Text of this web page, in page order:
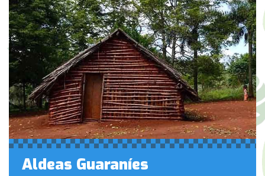
Aldeas Guaraníes